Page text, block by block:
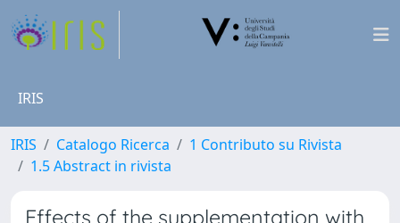
IRIS
IRIS Catalogo Ricerca
1 Contributo su Rivista
1.5 Abstract in rivista
Effects of the supplementation with